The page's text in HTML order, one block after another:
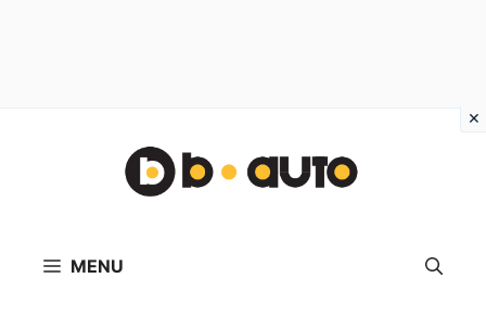
MENU